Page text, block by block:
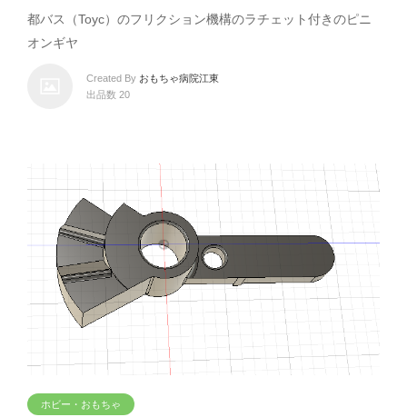
都バス（Toyc）のフリクション機構のラチェット付きのピニ
オンギヤ
Created By おもちゃ病院江東
出品数 20
ホビー・おもちゃ